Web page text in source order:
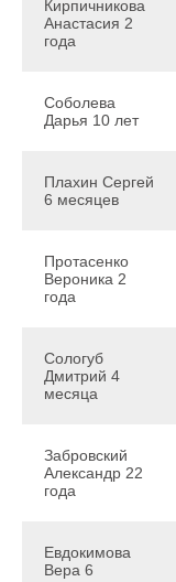
Кирпичникова
Анастасия 2
года
Соболева
Дарья 10 лет
Плахин Сергей
6 месяцев
Протасенко
Вероника 2
года
Сологуб
Дмитрий 4
месяца
Забровский
Александр 22
года
Евдокимова
Вера 6